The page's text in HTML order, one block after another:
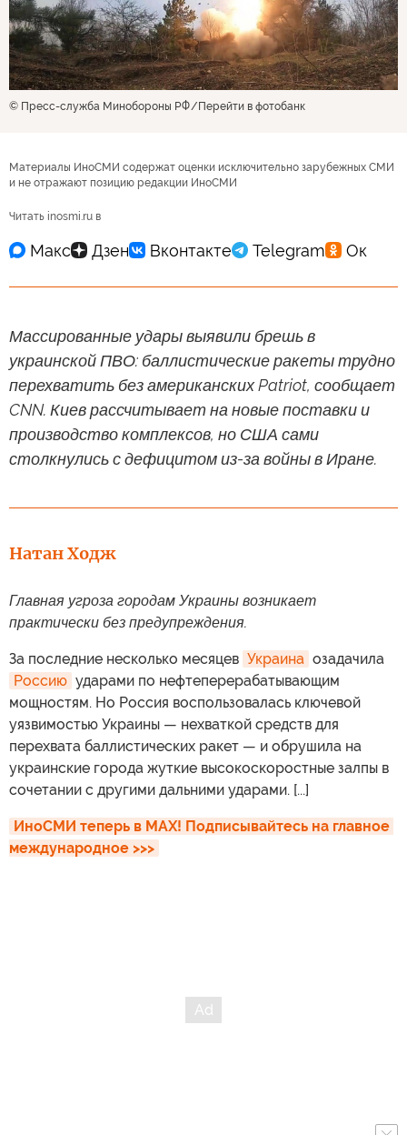
© Пресс-служба Минобороны РФ Перейти в фотобанк
Материалы ИноСМИ содержат оценки исключительно зарубежных СМИ
и не отражают позицию редакции ИноСМИ
Читать inosmi.ru в
Массированные удары выявили брешь в
украинской ПВО: баллистические ракеты трудно
перехватить без американских Patriot, сообщает
CNN. Киев рассчитывает на новые поставки и
производство комплексов, но США сами
столкнулись с дефицитом из-за войны в Иране.
Натан Ходж
Главная угроза городам Украины возникает
практически без предупреждения.
За последние несколько месяцев Украина озадачила
Россию ударами по нефтеперерабатывающим
мощностям. Но Россия воспользовалась ключевой
уязвимостью Украины — нехваткой средств для
перехвата баллистических ракет — и обрушила на
украинские города жуткие высокоскоростные залпы в
сочетании с другими дальними ударами. [...]
ИноСМИ теперь в MAX! Подписывайтесь на главное
международное >>>